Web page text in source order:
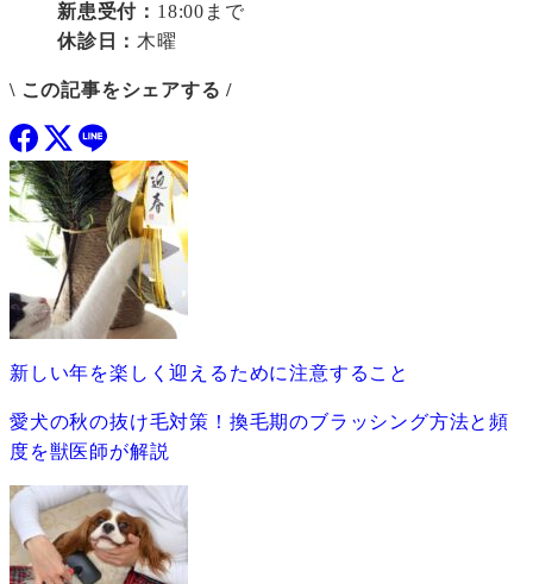
新患受付： 18:00まで
休診日： 木曜
\ この記事をシェアする /
新しい年を楽しく迎えるために注意すること
愛犬の秋の抜け毛対策！換毛期のブラッシング方法と頻
度を獣医師が解説